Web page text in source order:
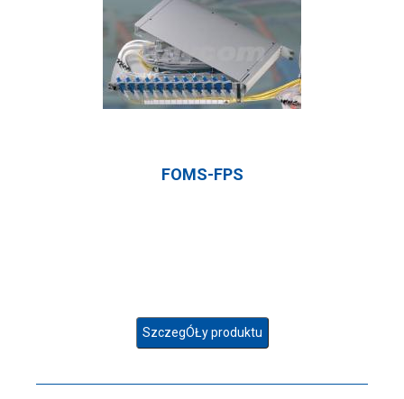
FOMS-FPS
SzczegÓŁy produktu